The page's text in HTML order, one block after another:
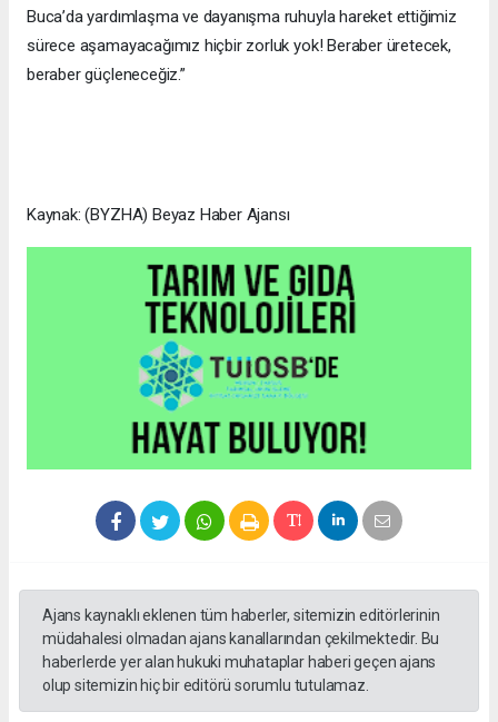
Buca’da yardımlaşma ve dayanışma ruhuyla hareket ettiğimiz
sürece aşamayacağımız hiçbir zorluk yok! Beraber üretecek,
beraber güçleneceğiz.”
Kaynak: (BYZHA) Beyaz Haber Ajansı
Ajans kaynaklı eklenen tüm haberler, sitemizin editörlerinin
müdahalesi olmadan ajans kanallarından çekilmektedir. Bu
haberlerde yer alan hukuki muhataplar haberi geçen ajans
olup sitemizin hiç bir editörü sorumlu tutulamaz.